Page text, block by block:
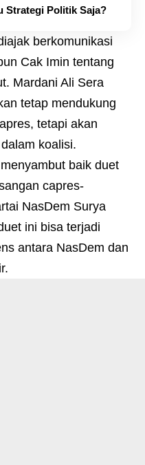
Strategi Politik Saja?
berkomunikasi
Cak Imin tentang
Mardani Ali Sera
tetap mendukung
tetapi akan
koalisi.
baik duet
capres-
NasDem Surya
ini bisa terjadi
antara NasDem dan